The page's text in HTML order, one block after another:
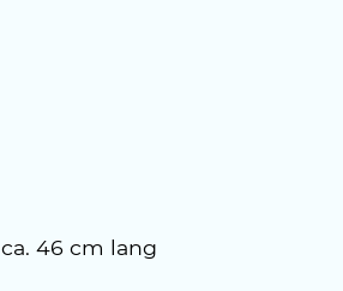
ca. 46 cm lang